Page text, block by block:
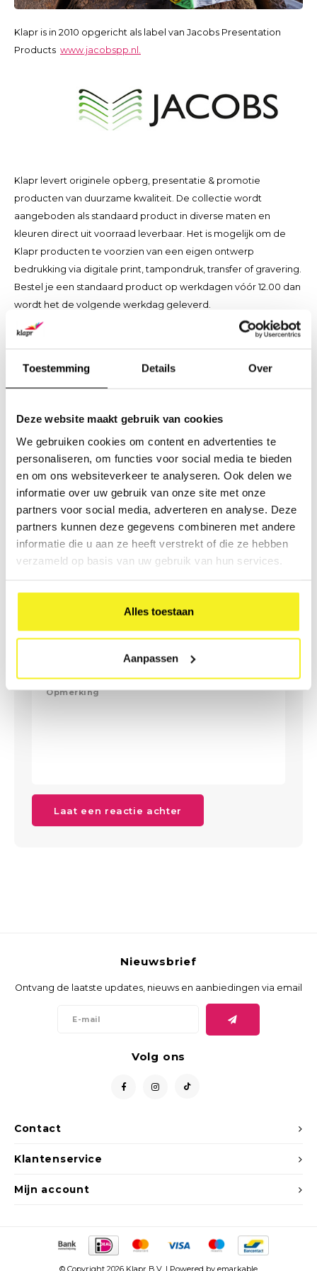
Toestemming Details Over
Deze website maakt gebruik van cookies
We gebruiken cookies om content en advertenties te
personaliseren, om functies voor social media te bieden
en om ons websiteverkeer te analyseren. Ook delen we
informatie over uw gebruik van onze site met onze
partners voor social media, adverteren en analyse. Deze
partners kunnen deze gegevens combineren met andere
informatie die u aan ze heeft verstrekt of die ze hebben
verzameld op basis van uw gebruik van hun services.
Alles toestaan
Aanpassen
Klapr is in 2010 opgericht als label van Jacobs Presentation
Products www.jacobspp.nl.
Klapr levert originele opberg, presentatie & promotie
producten van duurzame kwaliteit. De collectie wordt
aangeboden als standaard product in diverse maten en
kleuren direct uit voorraad leverbaar. Het is mogelijk om de
Klapr producten te voorzien van een eigen ontwerp
bedrukking via digitale print, tampondruk, transfer of gravering.
Bestel je een standaard product op werkdagen vóór 12.00 dan
wordt het de volgende werkdag geleverd.
Simpel, duurzaam, strak en betaalbaar opbergen en
presenteren – dat garandeert Klapr.
Share this article:
Wees de eerste om te reageren...
Laat een reactie achter
Contact
Nieuwsbrief
Ontvang de laatste updates, nieuws en aanbiedingen via email
Volg ons
Klantenservice
Mijn account
© Copyright 2026 Klapr B.V. | Powered by emarkable